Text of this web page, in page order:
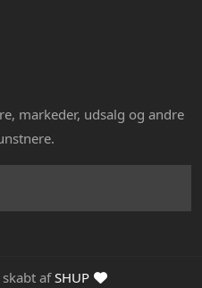
markeder, udsalg og andre
afSHUP